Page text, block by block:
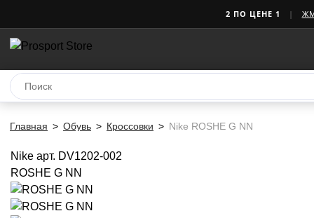
2 ПО ЦЕНЕ 1 |
Главная Обувь Кроссовки Nike ROSHE G NN
Nike арт. DV1202-002
ROSHE G NN